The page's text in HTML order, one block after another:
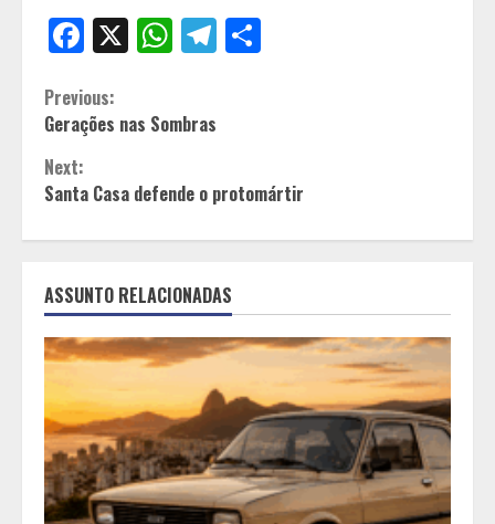
Facebook
X WhatsApp
Telegram
Continue
Reading
Previous:
Gerações nas Sombras
Next:
Santa Casa defende o protomártir
ASSUNTO RELACIONADAS